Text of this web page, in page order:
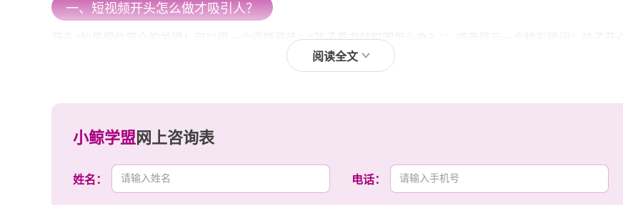
一、短视频开头怎么做才吸引人？
开头3秒是留住观众的关键！可以用一个问题开场：“孩子看书就犯困怎么办？”；或者展示一个精彩瞬间：孩子开心
地举着自制绘本手工作品；也可以用对比画面：从拒绝读书到主动阅读的转变。关键是要直击家长痛点，让他们立
即产生共鸣。避免平淡的介绍，要用动态画面和音效制造冲击力，但切记要真实自然，不要过度夸张。
家长最喜欢看“有用+有趣”的内容！实用类如分级阅读指南、选书技巧、阅读习惯培养方法；趣味类如孩子上课的精
受欢迎，比如记录孩子自然的阅读反应，这样的内容既亲切又有说服力。
阅读全文
小鲸学盟网上咨询表
姓名： 电话：